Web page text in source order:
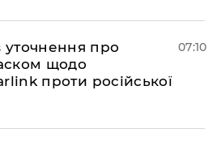
про
щодо
проти російської
07:10